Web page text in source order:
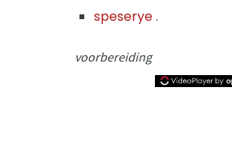
speserye.
voorbereiding